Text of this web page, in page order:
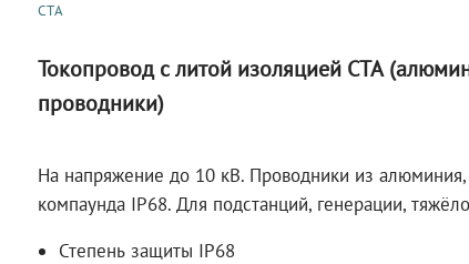
СТА
Токопровод с литой изоляцией СТА
проводники)
На напряжение до 10 кВ. Проводники из алюминия,
компаунда IP68. Для подстанций, генерации,
Степень защиты IP68